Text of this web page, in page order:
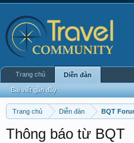
Trang chủ Diễn đàn BQT
Thông báo từ BQT
Trang chủ Diễn đàn
Bài viết gần đây